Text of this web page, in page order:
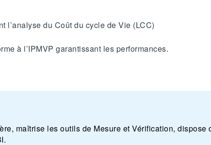
l’analyse du Coût du cycle de Vie (LCC)
à l’IPMVP garantissant les performances.
maîtrise les outils de Mesure et Vérification, dispose